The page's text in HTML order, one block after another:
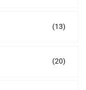
(13)
(20)